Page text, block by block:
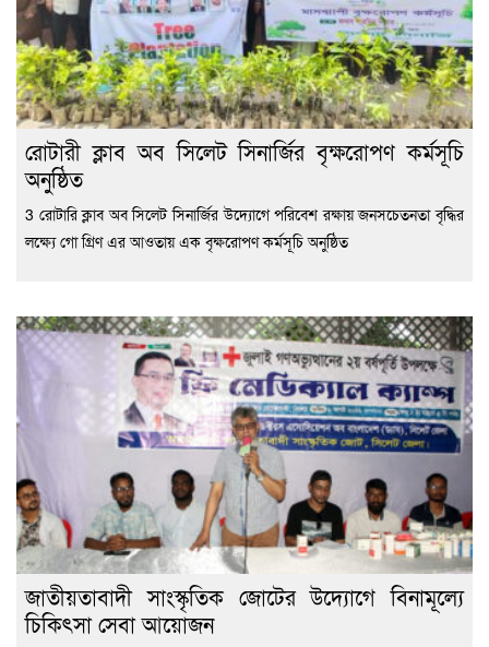
রোটারী ক্লাব অব সিলেট সিনার্জির বৃক্ষরোপণ কর্মসূচি
অনুষ্ঠিত
3 রোটারি ক্লাব অব সিলেট সিনার্জির উদ্যোগে পরিবেশ রক্ষায় জনসচেতনতা বৃদ্ধির
লক্ষ্যে গো গ্রিণ এর আওতায় এক বৃক্ষরোপণ কর্মসূচি অনুষ্ঠিত
জাতীয়তাবাদী সাংস্কৃতিক জোটের উদ্যোগে বিনামূল্যে
চিকিৎসা সেবা আয়োজন